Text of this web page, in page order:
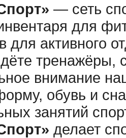
— сеть
для
для активного
тренажёры,
внимание
обувь и
занятий
делает